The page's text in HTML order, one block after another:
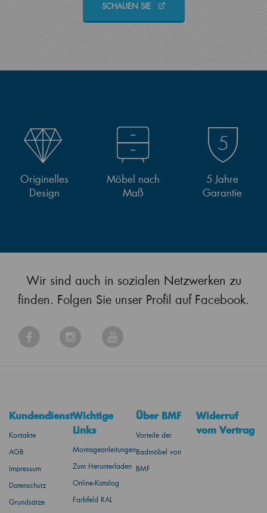
SCHAUEN SIE
Originelles
Design
Möbel nach
Maß
5 Jahre
Garantie
Wir sind auch in sozialen Netzwerken zu
finden. Folgen Sie unser Profil auf Facebook.
Kundendienst
Kontakte
AGB
Impressum
Datenschutz
Grundsätze
Wichtige
Links
Montageanleitungen
Zum Herunterladen
Online-Katalog
Farbfeld RAL
Über BMF
Vorteile der
Badmöbel von
BMF
Widerruf
vom Vertrag